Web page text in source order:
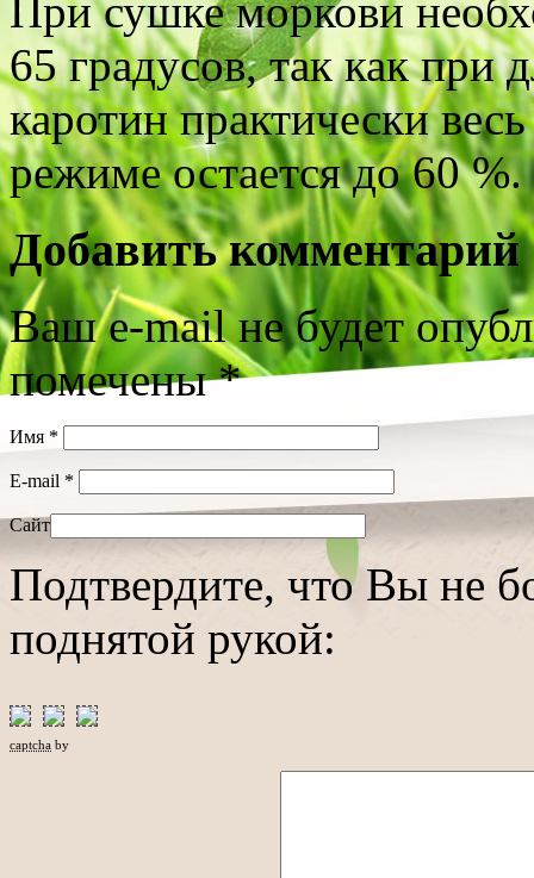
При сушке моркови
65 градусов, так как при
каротин практически
режиме остается до 60 %.
Добавить комментарий
Ваш e-mail не будет
помечены*
Имя *
E-mail *
Сайт
Подтвердите, что Вы не
поднятой рукой:
captcha by